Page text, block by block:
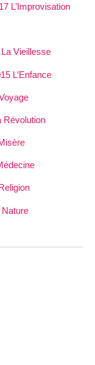
L’Improvisation
Vieillesse
L’Enfance
Révolution
Nature